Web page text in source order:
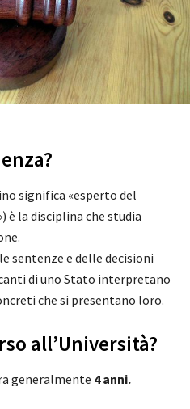
significa «esperto del
è la disciplina che studia
sentenze e delle decisioni
di uno Stato interpretano
che si presentano loro.
all’Università?
generalmente 4 anni.